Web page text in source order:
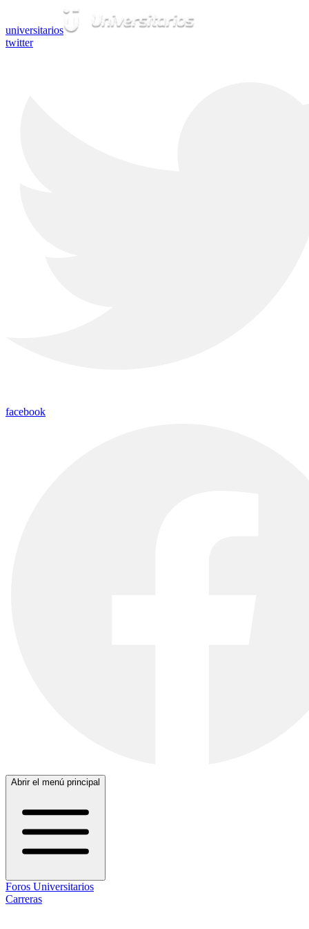
universitarios
twitter
facebook
Abrir el menú principal
Foros Universitarios
Carreras